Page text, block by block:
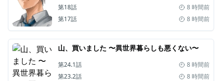
第18話
8 時間前
第17話
8 時間前
山、買いました 〜異世界暮らしも悪くない〜
第24.1話
8 時間前
第23.2話
8 時間前